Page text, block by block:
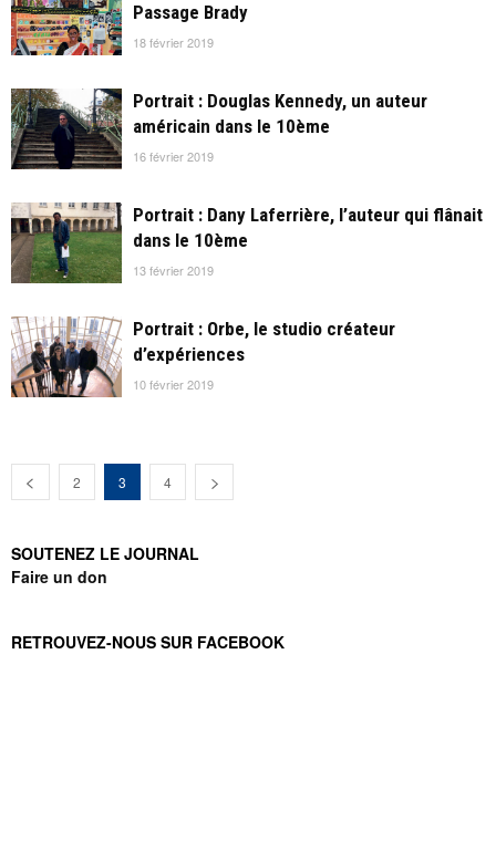
Passage Brady
18 février 2019
Portrait : Douglas Kennedy, un auteur
américain dans le 10ème
16 février 2019
Portrait : Dany Laferrière, l’auteur qui flânait
dans le 10ème
13 février 2019
Portrait : Orbe, le studio créateur
d’expériences
10 février 2019
2 3 4
SOUTENEZ LE JOURNAL
Faire un don
RETROUVEZ-NOUS SUR FACEBOOK